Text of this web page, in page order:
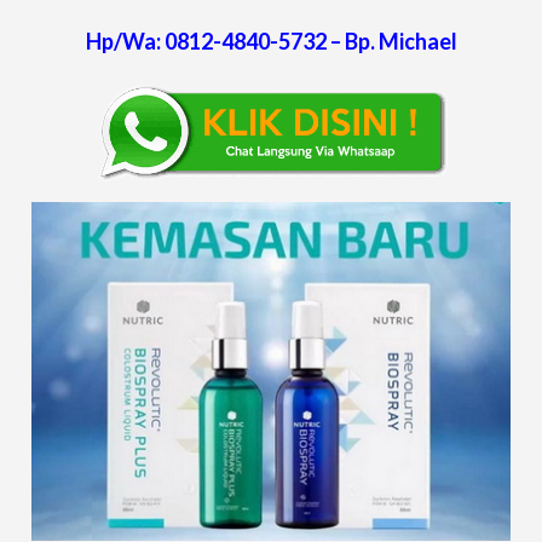
Hp/Wa: 0812-4840-5732 – Bp. Michael